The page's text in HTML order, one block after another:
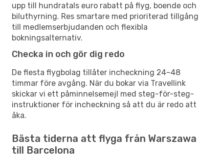
upp till hundratals euro rabatt på flyg, boende och
biluthyrning. Res smartare med prioriterad tillgång
till medlemserbjudanden och flexibla
bokningsalternativ.
Checka in och gör dig redo
De flesta flygbolag tillåter incheckning 24–48
timmar före avgång. När du bokar via Travellink
skickar vi ett påminnelsemejl med steg-för-steg-
instruktioner för incheckning så att du är redo att
åka.
Bästa tiderna att flyga från Warszawa
till Barcelona